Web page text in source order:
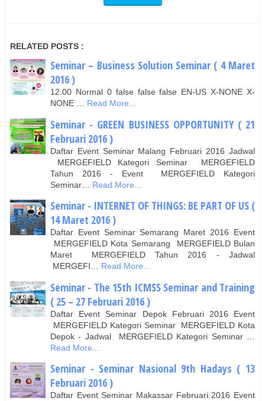
RELATED POSTS :
Seminar – Business Solution Seminar ( 4 Maret
2016 )
12.00 Normal 0 false false false EN-US X-NONE X-
NONE … Read More...
Seminar - GREEN BUSINESS OPPORTUNITY ( 21
Februari 2016 )
Daftar Event Seminar Malang Februari 2016 Jadwal
MERGEFIELD Kategori Seminar MERGEFIELD
Tahun 2016 - Event MERGEFIELD Kategori
Seminar…
Read More...
Seminar - INTERNET OF THINGS: BE PART OF US (
14 Maret 2016 )
Daftar Event Seminar Semarang Maret 2016 Event
MERGEFIELD Kota Semarang MERGEFIELD Bulan
Maret MERGEFIELD Tahun 2016 - Jadwal
MERGEFI… Read More...
Seminar - The 15th ICMSS Seminar and Training
( 25 – 27 Februari 2016 )
Daftar Event Seminar Depok Februari 2016 Event
MERGEFIELD Kategori Seminar MERGEFIELD Kota
Depok - Jadwal MERGEFIELD Kategori Seminar …
Read More...
Seminar - Seminar Nasional 9th Hadays ( 13
Februari 2016 )
Daftar Event Seminar Makassar Februari 2016 Event